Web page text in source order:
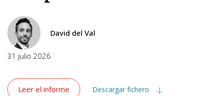
David del Val
31 julio 2026
Leer el informe Descargar fichero